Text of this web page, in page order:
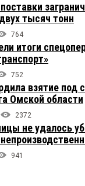
тысяч тонн
764
итоги
752
взятие под
Омской области
2372
не удалось
941